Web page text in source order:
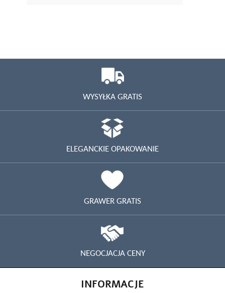
WYSYŁKA GRATIS
ELEGANCKIE OPAKOWANIE
GRAWER GRATIS
NEGOCJACJA CENY
INFORMACJE